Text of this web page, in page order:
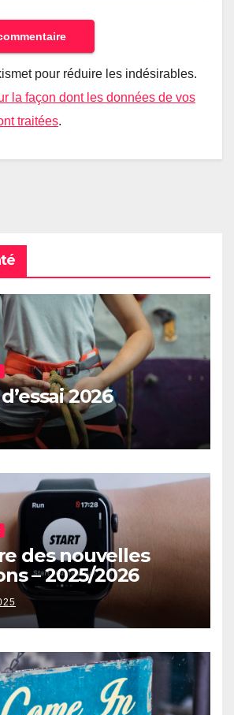
pour réduire les indésirables.
la façon dont les données de vos
traitées.
2026
des nouvelles
– 2025/2026